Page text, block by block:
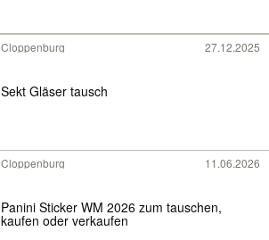
Cloppenburg 27.12.2025
Sekt Gläser tausch
Cloppenburg 11.06.2026
Panini Sticker WM 2026 zum tauschen,
kaufen oder verkaufen